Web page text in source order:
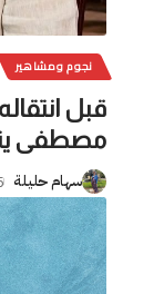
نجوم ومشاهير
قبل
مصطفى
سهام حليلة 6